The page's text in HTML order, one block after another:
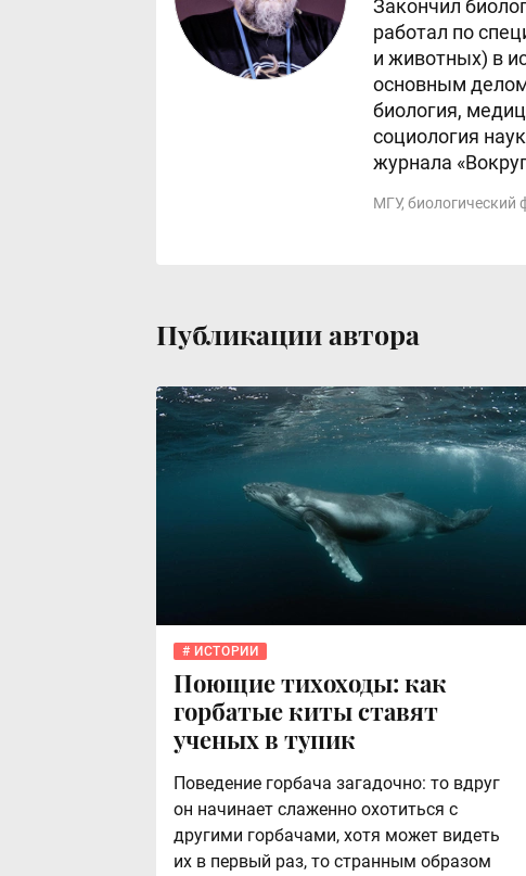
Закончил
работал по
и животных) в
основным
биология,
социология
журнала
МГУ, биологический
Публикации автора
ИСТОРИИ
Поющие тихоходы: как
горбатые киты ставят
ученых в тупик
Поведение горбача загадочно: то вдруг
он начинает слаженно охотиться с
другими горбачами, хотя может видеть
их в первый раз, то странным образом